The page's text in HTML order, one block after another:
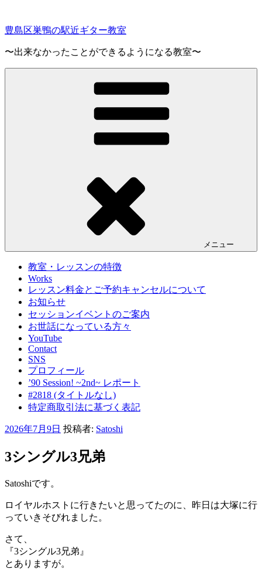
テ
へ
豊島区巣鴨の駅近ギター教室
〜出来なかったことができるようになる教室〜
メニュー
教室・レッスンの特徴
Works
レッスン料金とご予約キャンセルについて
お知らせ
セッションイベントのご案内
お世話になっている方々
YouTube
Contact
SNS
プロフィール
’90 Session! ~2nd~ レポート
#2818 (タイトルなし)
特定商取引法に基づく表記
投
日:
2026年7月9日 投稿者: Satoshi
3シングル3兄弟
Satoshiです。
ロイヤルホストに行きたいと思ってたのに、昨日は大塚に行
っていきそびれました。
さて、
『3シングル3兄弟』
とありますが。